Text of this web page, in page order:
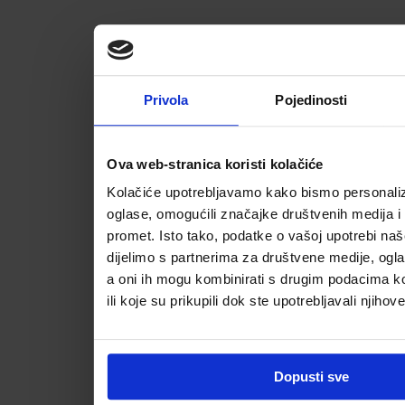
Privola Pojedinosti
Ova web-stranica koristi kolačiće
Kolačiće upotrebljavamo kako bismo
oglase, omogućili značajke društvenih medija i
promet. Isto tako, podatke o vašoj upotrebi
dijelimo s partnerima za društvene medije,
a oni ih mogu kombinirati s drugim podacima
ili koje su prikupili dok ste upotrebljavali
Dopusti sve